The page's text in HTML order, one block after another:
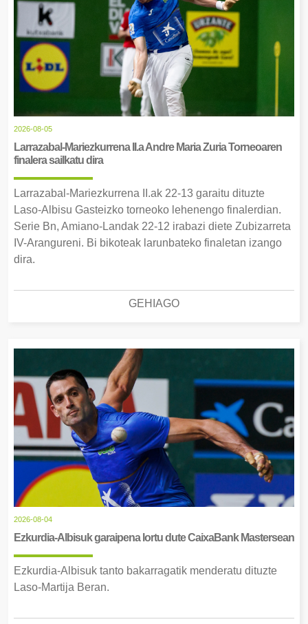
2026-08-05
Larrazabal-Mariezkurrena II.a Andre Maria Zuria Torneoaren
finalera sailkatu dira
Larrazabal-Mariezkurrena II.ak 22-13 garaitu dituzte
Laso-Albisu Gasteizko torneoko lehenengo finalerdian.
Serie Bn, Amiano-Landak 22-12 irabazi diete Zubizarreta
IV-Arangureni. Bi bikoteak larunbateko finaletan izango
dira.
GEHIAGO
2026-08-04
Ezkurdia-Albisuk garaipena lortu dute CaixaBank Mastersean
Ezkurdia-Albisuk tanto bakarragatik menderatu dituzte
Laso-Martija Beran.